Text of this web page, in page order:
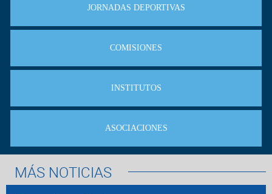
JORNADAS DEPORTIVAS
COMISIONES
INSTITUTOS
ASOCIACIONES
MÁS NOTICIAS